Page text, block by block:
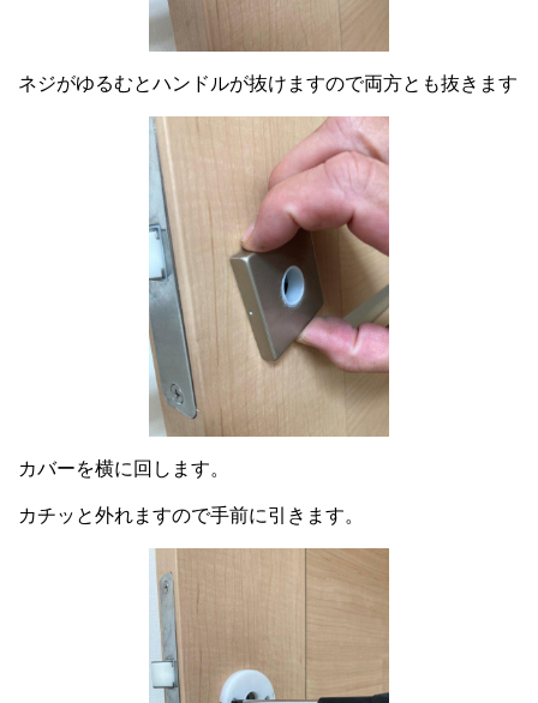
ネジがゆるむとハンドルが抜けますので両方とも抜きます
カバーを横に回します。
カチッと外れますので手前に引きます。